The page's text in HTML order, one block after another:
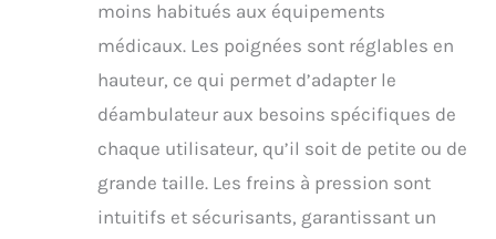
moins habitués aux équipements
médicaux. Les poignées sont réglables en
hauteur, ce qui permet d’adapter le
déambulateur aux besoins spécifiques de
chaque utilisateur, qu’il soit de petite ou de
grande taille. Les freins à pression sont
intuitifs et sécurisants, garantissant un